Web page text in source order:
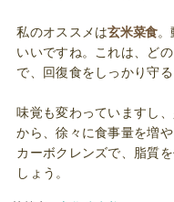
私のオススメは玄米菜食。
いいですね。これは、ど
で、回復食をしっかり守る
味覚も変わっていますし
から、徐々に食事量を増
カーボクレンズで、脂質
しょう。